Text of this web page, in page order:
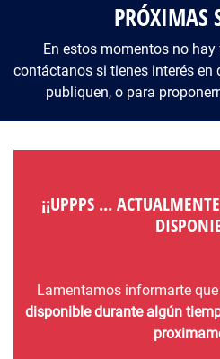
PRÓXIMAS
En estos momentos no
contáctanos si tienes interés en
publiquen, o para
¡¡UPPPS ...
Lamentamos informarte
disponible durante algún